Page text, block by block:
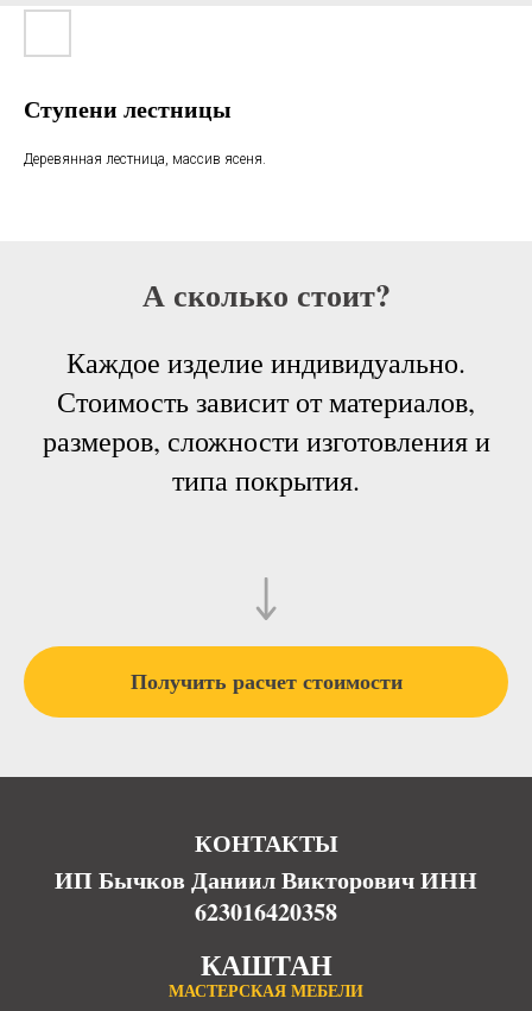
Ступени лестницы
Деревянная лестница, массив ясеня.
А сколько стоит?
Каждое изделие индивидуально.
Стоимость зависит от материалов,
размеров, сложности изготовления и
типа покрытия.
Получить расчет стоимости
КОНТАКТЫ
ИП Бычков Даниил Викторович ИНН
623016420358
КАШТАН
МАСТЕРСКАЯ МЕБЕЛИ